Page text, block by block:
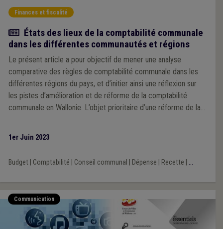
Finances et fiscalité
Article
États des lieux de la comptabilité communale
dans les différentes communautés et régions
Le présent article a pour objectif de mener une analyse
comparative des règles de comptabilité communale dans les
différentes régions du pays, et d’initier ainsi une réflexion sur
les pistes d’amélioration et de réforme de la comptabilité
communale en Wallonie. L’objet prioritaire d’une réforme de la
1er Juin 2023
Budget| Comptabilité Conseil communal Dépense Recette ...
Communication